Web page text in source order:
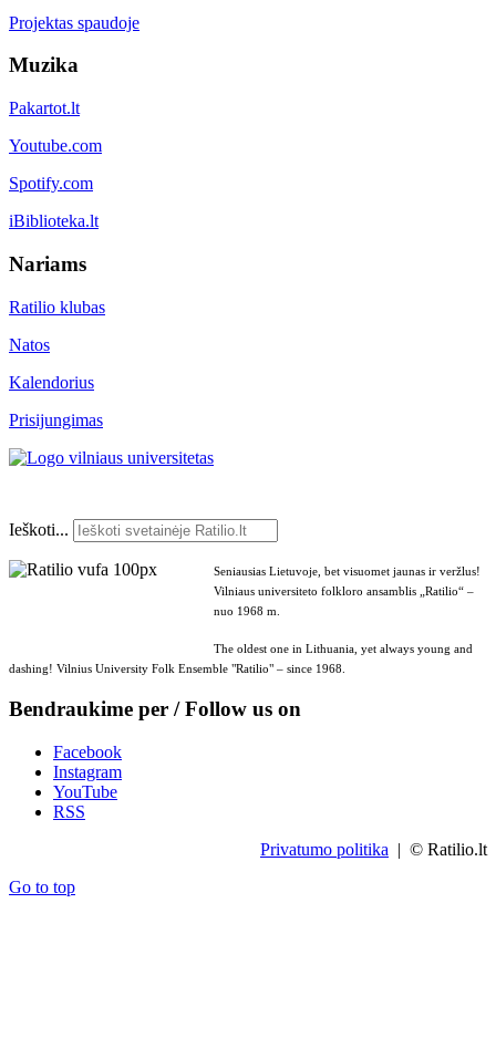
Projektas spaudoje
Muzika
Pakartot.lt
Youtube.com
Spotify.com
iBiblioteka.lt
Nariams
Ratilio klubas
Natos
Kalendorius
Prisijungimas
Ieškoti...
Seniausias Lietuvoje, bet visuomet jaunas ir veržlus!
Vilniaus universiteto folkloro ansamblis „Ratilio“ –
nuo 1968 m.
The oldest one in Lithuania, yet always young and
dashing! Vilnius University Folk Ensemble "Ratilio" – since 1968.
Bendraukime per / Follow us on
Facebook
Instagram
YouTube
RSS
Privatumo politika | © Ratilio.lt
Go to top